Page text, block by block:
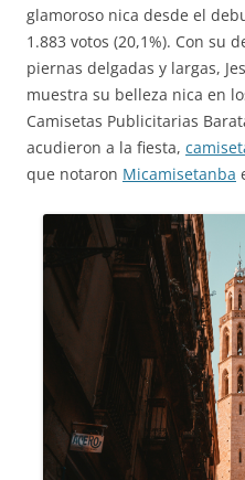
glamoroso nica desde el
1.883 votos (20,1%). Con su
piernas delgadas y largas,
muestra su belleza nica en
Camisetas Publicitarias
acudieron a la fiesta,
que notaron Micamisetanba